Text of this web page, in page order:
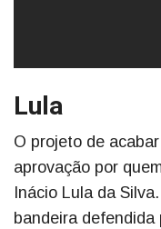
Lula
O projeto de
aprovação por
Inácio Lula da
bandeira defendida